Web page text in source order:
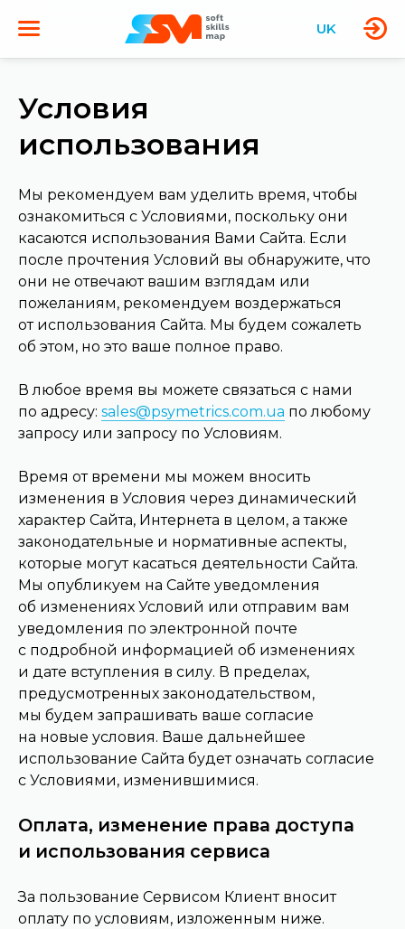
UK
Условия
использования
Мы рекомендуем вам уделить время, чтобы
ознакомиться с Условиями, поскольку они
касаются использования Вами Сайта. Если
после прочтения Условий вы обнаружите, что
они не отвечают вашим взглядам или
пожеланиям, рекомендуем воздержаться
от использования Сайта. Мы будем сожалеть
об этом, но это ваше полное право.
В любое время вы можете связаться с нами
по адресу: sales@psymetrics.com.ua по любому
запросу или запросу по Условиям.
Время от времени мы можем вносить
изменения в Условия через динамический
характер Сайта, Интернета в целом, а также
законодательные и нормативные аспекты,
которые могут касаться деятельности Сайта.
Мы опубликуем на Сайте уведомления
об изменениях Условий или отправим вам
уведомления по электронной почте
с подробной информацией об изменениях
и дате вступления в силу. В пределах,
предусмотренных законодательством,
мы будем запрашивать ваше согласие
на новые условия. Ваше дальнейшее
использование Сайта будет означать согласие
с Условиями, изменившимися.
Оплата, изменение права доступа
и использования сервиса
За пользование Сервисом Клиент вносит
оплату по условиям, изложенным ниже.